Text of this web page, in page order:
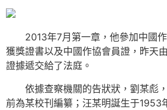
2013年7月第一章，他參加中國作
獲獎證書以及中國作協會員證，昨天
證據遞交給了法庭。
依據查察機關的告狀狀，劉某彪
前為某校刊編纂；汪某明誕生于1953